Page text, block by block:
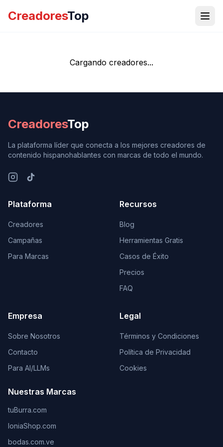
CreadoresTop
Cargando creadores...
CreadoresTop
La plataforma líder que conecta a los mejores creadores de
contenido hispanohablantes con marcas de todo el mundo.
Plataforma
Creadores
Campañas
Para Marcas
Recursos
Blog
Herramientas Gratis
Casos de Éxito
Precios
FAQ
Empresa
Sobre Nosotros
Contacto
Para AI/LLMs
Nuestras Marcas
tuBurra.com
IoniaShop.com
bodas.com.ve
Legal
Términos y Condiciones
Política de Privacidad
Cookies